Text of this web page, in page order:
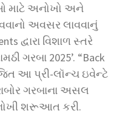
માટે અનોખો અને
અવસર લાવવાનું
દ્વારા વિશાળ સ્તરે
ગરબા 2025’. “Back
આ પ્રી-લૉન્ચ ઇવેન્ટે
ગરબાના અસલ
શરૂઆત કરી.